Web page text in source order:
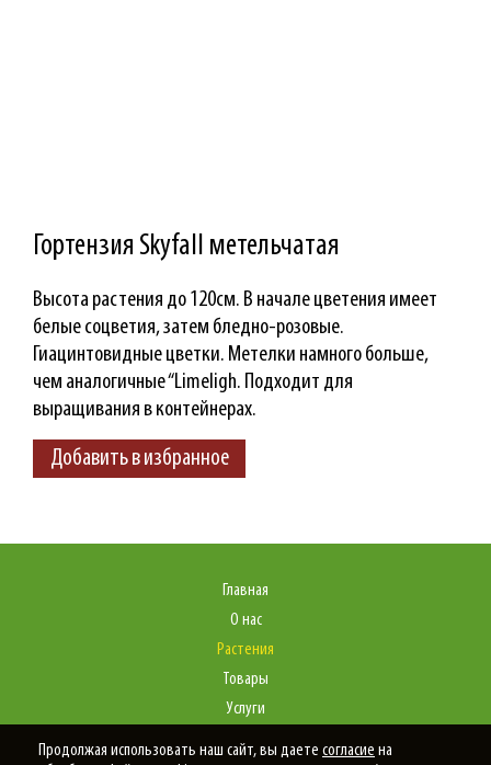
Гортензия Skyfall метельчатая
Высота растения до 120см. В начале цветения имеет
белые соцветия, затем бледно-розовые.
Гиацинтовидные цветки. Метелки намного больше,
чем аналогичные “Limeligh. Подходит для
выращивания в контейнерах.
Добавить в избранное
Главная
О нас
Растения
Товары
Услуги
Продолжая использовать наш сайт, вы даете согласие на